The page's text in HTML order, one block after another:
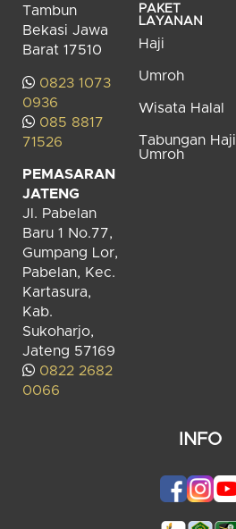
Tambun
Bekasi Jawa
Barat 17510
0823 1073
0936
085 8817
71526
PEMASARAN
JATENG
Jl. Pabelan
Baru 1 No.77,
Gumpang Lor,
Pabelan, Kec.
Kartasura,
Kab.
Sukoharjo,
Jateng 57169
0822 2682
0066
PAKET
LAYANAN
Haji
Umroh
Wisata Halal
Tabungan Haji
Umroh
INFO